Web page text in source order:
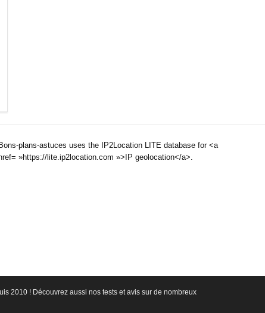
Bons-plans-astuces uses the IP2Location LITE database for <a
href= »https://lite.ip2location.com »>IP geolocation</a>.
2010 ! Découvrez aussi nos tests et avis sur de nombreux